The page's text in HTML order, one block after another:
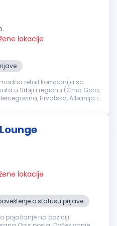
lokacije
retail kompanija sa
u Srbiji i regionu (Crna Gora,
Hrvatska, Albanija i
lokacije
o statusu prijave
pojačanje na poziciji: